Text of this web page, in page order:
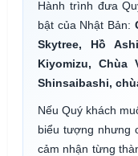
Hành trình đưa
bật của Nhật Bản:
Skytree, Hồ
Kiyomizu, Chùa
Shinsaibashi,
Nếu Quý khách
biểu tượng nhưng
cảm nhận từng